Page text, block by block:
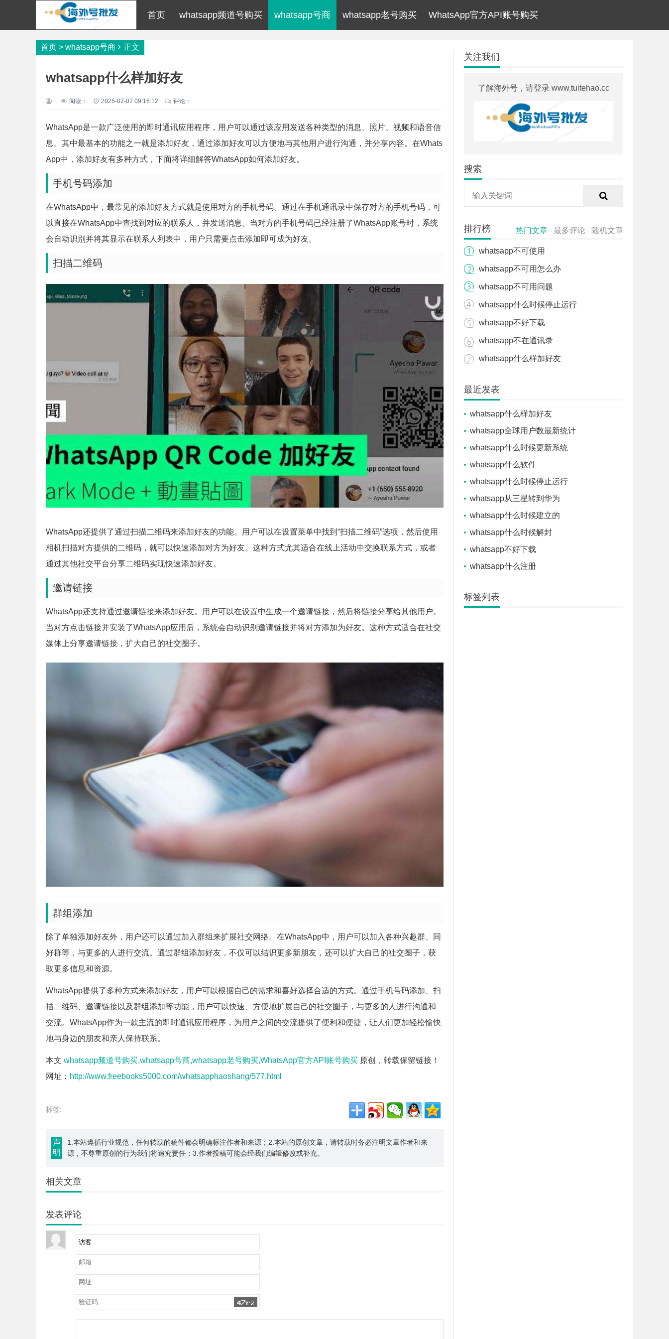
首页 whatsapp频道号购买 whatsapp号商 whatsapp老号购买 WhatsApp官方API账号购买
首页 > whatsapp号商 正文
whatsapp什么样加好友
阅读： 2025-02-07 09:16:12 评论：
WhatsApp是一款广泛使用的即时通讯应用程序，用户可以通过该应用发送各种类型的消息、照片、视频和语音信
息。其中最基本的功能之一就是添加好友，通过添加好友可以方便地与其他用户进行沟通，并分享内容。在Whats
App中，添加好友有多种方式，下面将详细解答WhatsApp如何添加好友。
手机号码添加
在WhatsApp中，最常见的添加好友方式就是使用对方的手机号码。通过在手机通讯录中保存对方的手机号码，可
以直接在WhatsApp中查找到对应的联系人，并发送消息。当对方的手机号码已经注册了WhatsApp账号时，系统
会自动识别并将其显示在联系人列表中，用户只需要点击添加即可成为好友。
扫描二维码
WhatsApp还提供了通过扫描二维码来添加好友的功能。用户可以在设置菜单中找到“扫描二维码”选项，然后使用
相机扫描对方提供的二维码，就可以快速添加对方为好友。这种方式尤其适合在线上活动中交换联系方式，或者
通过其他社交平台分享二维码实现快速添加好友。
邀请链接
WhatsApp还支持通过邀请链接来添加好友。用户可以在设置中生成一个邀请链接，然后将链接分享给其他用户。
当对方点击链接并安装了WhatsApp应用后，系统会自动识别邀请链接并将对方添加为好友。这种方式适合在社交
媒体上分享邀请链接，扩大自己的社交圈子。
群组添加
除了单独添加好友外，用户还可以通过加入群组来扩展社交网络。在WhatsApp中，用户可以加入各种兴趣群、同
好群等，与更多的人进行交流。通过群组添加好友，不仅可以结识更多新朋友，还可以扩大自己的社交圈子，获
取更多信息和资源。
WhatsApp提供了多种方式来添加好友，用户可以根据自己的需求和喜好选择合适的方式。通过手机号码添加、扫
描二维码、邀请链接以及群组添加等功能，用户可以快速、方便地扩展自己的社交圈子，与更多的人进行沟通和
交流。WhatsApp作为一款主流的即时通讯应用程序，为用户之间的交流提供了便利和便捷，让人们更加轻松愉快
地与身边的朋友和亲人保持联系。
本文 whatsapp频道号购买,whatsapp号商,whatsapp老号购买,WhatsApp官方API账号购买 原创，转载保留链接！
网址： http://www.freebooks5000.com/whatsapphaoshang/577.html
标签:
声
明
1.本站遵循行业规范，任何转载的稿件都会明确标注作者和来源；2.本站的原创文章，请转载时务必注明文章作者和来
源，不尊重原创的行为我们将追究责任；3.作者投稿可能会经我们编辑修改或补充。
相关文章
发表评论
关注我们
了解海外号，请登录 www.tuitehao.cc
搜索
排行榜 热门文章 最多评论 随机文章
whatsapp不可使用
whatsapp不可用怎么办
whatsapp不可用问题
whatsapp什么时候停止运行
whatsapp不好下载
whatsapp不在通讯录
whatsapp什么样加好友
最近发表
whatsapp什么样加好友
whatsapp全球用户数最新统计
whatsapp什么时候更新系统
whatsapp什么软件
whatsapp什么时候停止运行
whatsapp从三星转到华为
whatsapp什么时候建立的
whatsapp什么时候解封
whatsapp不好下载
whatsapp什么注册
标签列表